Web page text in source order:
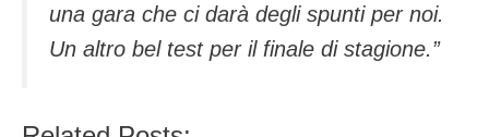
una gara che ci darà degli spunti per noi.
Un altro bel test per il finale di stagione.”